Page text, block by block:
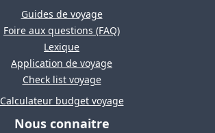
Guides de voyage
Foire aux questions (FAQ)
Lexique
Application de voyage
Check list voyage
Calculateur budget voyage
Nous connaitre